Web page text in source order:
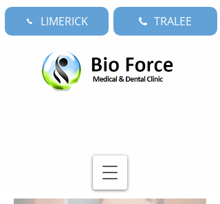
LIMERICK TRALEE